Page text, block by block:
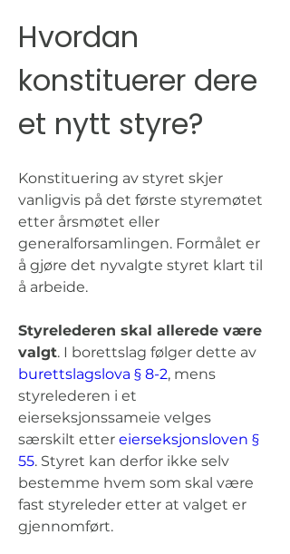
Hvordan
konstituerer dere
et nytt styre?
Konstituering av styret skjer
vanligvis på det første styremøtet
etter årsmøtet eller
generalforsamlingen. Formålet er
å gjøre det nyvalgte styret klart til
å arbeide.
Styrelederen skal allerede være
valgt. I borettslag følger dette av
burettslagslova § 8-2, mens
styrelederen i et
eierseksjonssameie velges
særskilt etter eierseksjonsloven §
55. Styret kan derfor ikke selv
bestemme hvem som skal være
fast styreleder etter at valget er
gjennomført.